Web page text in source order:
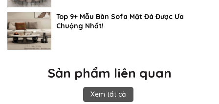
Top 9+ Mẫu Bàn Sofa Mặt Đá Được Ưa
Chuộng Nhất!
Sản phẩm liên quan
Xem tất cả